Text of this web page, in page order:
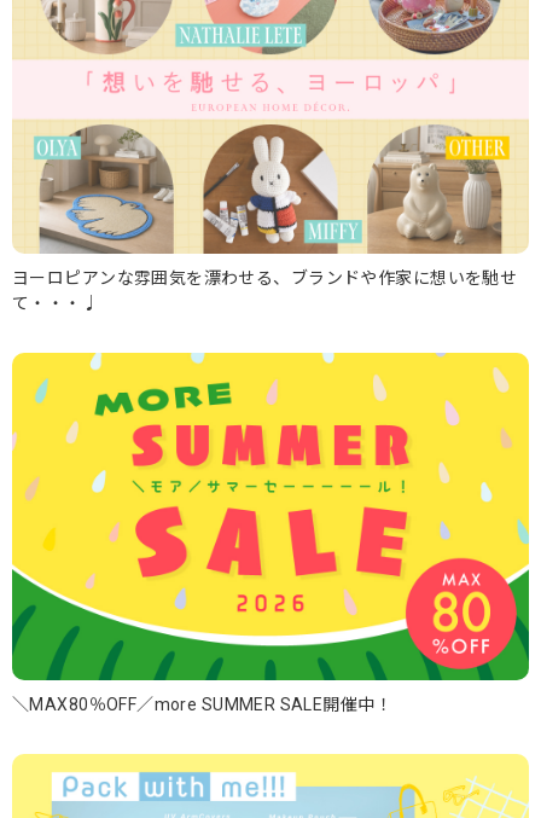
ヨーロピアンな雰囲気を漂わせる、ブランドや作家に想いを馳せ
て・・・♩
＼MAX80％OFF／more SUMMER SALE開催中！